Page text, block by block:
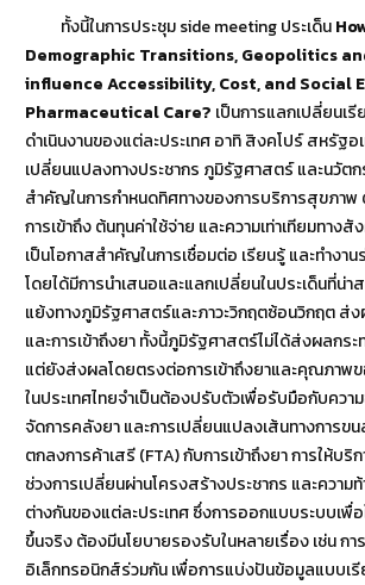
ทั้งนี้ในการประชุม side meeting ประเด็น
Demographic Transitions, Geopolitics
influence Accessibility, Cost, and Social
Pharmaceutical Care? เป็นการแลกเปลี่ยนเ
ดำเนินงานของแต่ละประเทศ อาทิ สิงคโปร์ สหรัฐอ
เปลี่ยนแปลงทางประชากร ภูมิรัฐศาสตร์ และนวัต
สำคัญในการกำหนดทิศทางของการบริการสุขภา
การเข้าถึง ต้นทุนค่าใช้จ่าย และความเท่าเทียมทาง
เป็นโอกาสสำคัญในการเชื่อมต่อ เรียนรู้ และทำงา
โดยได้มีการนำเสนอและแลกเปลี่ยนในประเด็นที่น่า
แย้งทางภูมิรัฐศาสตร์และภาวะวิกฤตซ้อนวิกฤต
และการเข้าถึงยา ทั้งนี้ภูมิรัฐศาสตร์ไม่ได้ส่งผลกร
แต่ยังส่งผลโดยตรงต่อการเข้าถึงยาและคุณภาพ
ในประเทศไทยจำเป็นต้องปรับตัวเพื่อรับมือกับควา
จัดการคลังยา และการเปลี่ยนแปลงเส้นทางการ
ตกลงการค้าเสรี (FTA) กับการเข้าถึงยา การให้บ
ช่วงการเปลี่ยนผ่านโครงสร้างประชากร และความ
ต่างกันของแต่ละประเทศ ซึ่งการออกแบบระบบเพื่
ขึ้นจริง ต้องมีนโยบายรองรับในหลายเรื่อง เช่น ก
อิเล็กทรอนิกส์ร่วมกัน เพื่อการแบ่งปันข้อมูลแบบเรี